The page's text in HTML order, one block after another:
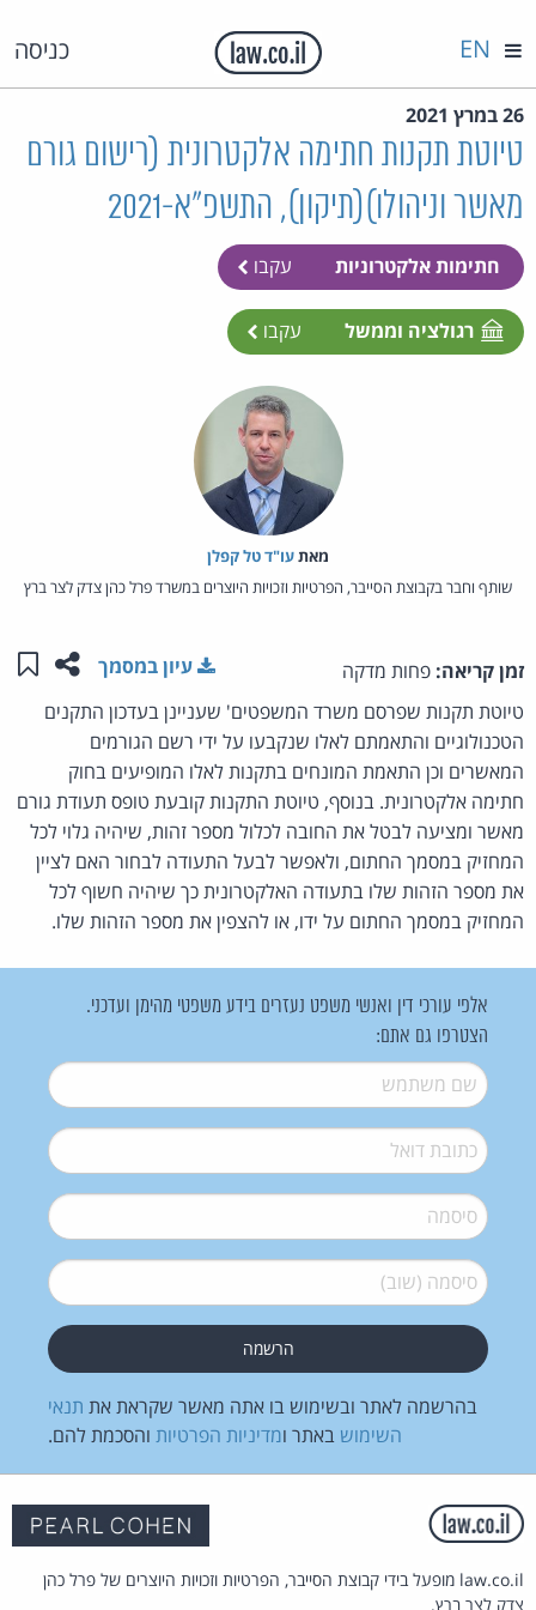
כניסה EN
26 במרץ 2021
טיוטת תקנות חתימה אלקטרונית (רישום גורם
מאשר וניהולו)(תיקון), התשפ"א-2021
חתימות אלקטרוניות עקבו
רגולציה וממשל עקבו
מאת‏עו"ד טל קפלן
שותף וחבר בקבוצת הסייבר, הפרטיות וזכויות היוצרים במשרד פרל כהן צדק לצר ברץ
זמן קריאה: פחות מדקה שתפו
עיון במסמך
טיוטת תקנות שפרסם משרד המשפטים' שעניינן בעדכון התקנים
הטכנולוגיים והתאמתם לאלו שנקבעו על ידי רשם הגורמים
המאשרים וכן התאמת המונחים בתקנות לאלו המופיעים בחוק
חתימה אלקטרונית. בנוסף, טיוטת התקנות קובעת טופס תעודת גורם
מאשר ומציעה לבטל את החובה לכלול מספר זהות, שיהיה גלוי לכל
המחזיק במסמך החתום, ולאפשר לבעל התעודה לבחור האם לציין
את מספר הזהות שלו בתעודה האלקטרונית כך שיהיה חשוף לכל
המחזיק במסמך החתום על ידו, או להצפין את מספר הזהות שלו.
אלפי עורכי דין ואנשי משפט נעזרים בידע משפטי מהימן ועדכני.
הצטרפו גם אתם:
שם משתמש*
דואל*
סיסמה*
סיסמה (שוב)*
בהרשמה לאתר ובשימוש בו אתה מאשר שקראת את תנאי
השימוש באתר ומדיניות הפרטיות והסכמת להם.
law.co.il מופעל בידי קבוצת הסייבר, הפרטיות וזכויות היוצרים של פרל כהן
צדק לצר ברץ.